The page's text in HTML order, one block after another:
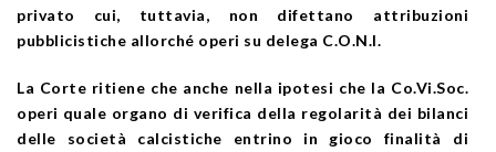
privato cui, tuttavia, non difettano attribuzioni
pubblicistiche allorché operi su delega C.O.N.I.
La Corte ritiene che anche nella ipotesi che la Co.Vi.Soc.
operi quale organo di verifica della regolarità dei bilanci
delle società calcistiche entrino in gioco finalità di